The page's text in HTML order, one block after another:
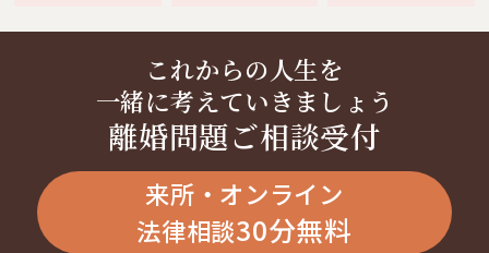
これからの人生を
一緒に考えていきましょう
離婚問題ご相談受付
来所・オンライン
法律相談30分無料